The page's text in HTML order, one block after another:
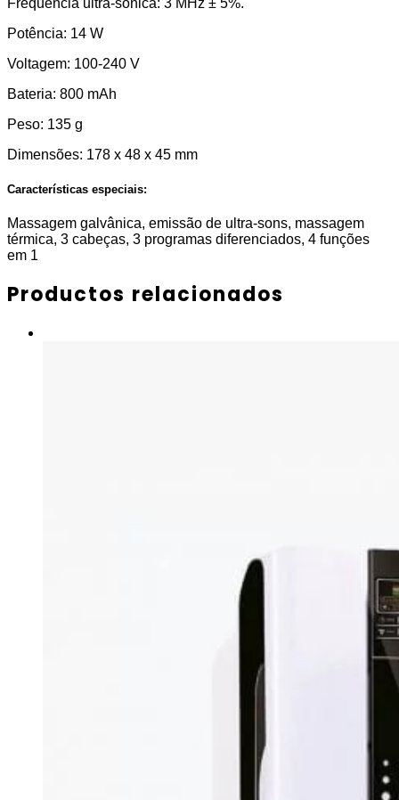
Potência: 14 W
Voltagem: 100-240 V
Bateria: 800 mAh
Peso: 135 g
Dimensões: 178 x 48 x 45 mm
Características especiais:
Massagem galvânica, emissão de ultra-sons, massagem
térmica, 3 cabeças, 3 programas diferenciados, 4 funções
em 1
Productos relacionados